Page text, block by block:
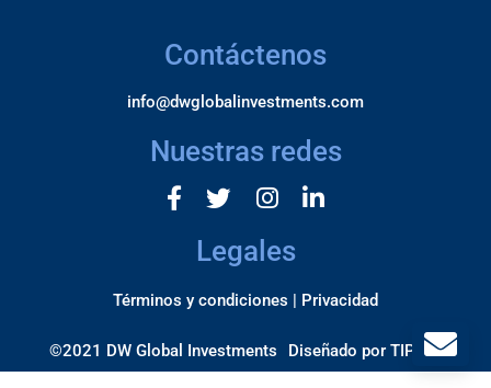
Contáctenos
info@dwglobalinvestments.com
Nuestras redes
Legales
Términos y condiciones | Privacidad
©2021 DW Global Investments Diseñado por TIPICA